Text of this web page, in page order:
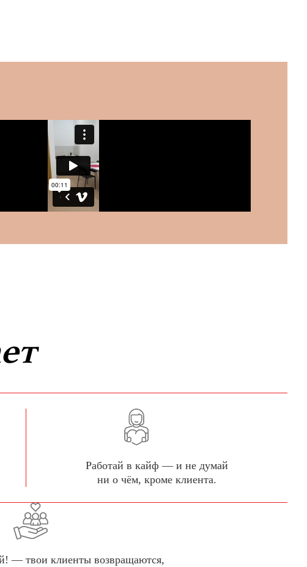
Работай в кайф — и не думай
ни о чём, кроме клиента.
— твои клиенты возвращаются,